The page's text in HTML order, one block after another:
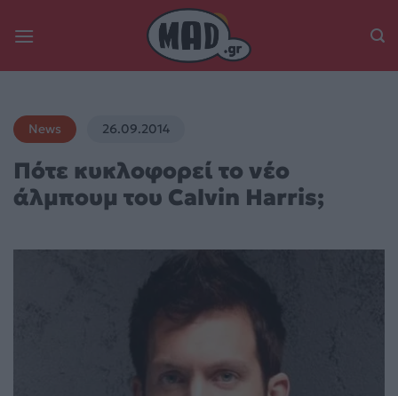
News 26.09.2014
Πότε κυκλοφορεί το νέο
άλμπουμ του Calvin Harris;